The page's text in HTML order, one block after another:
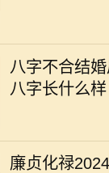
八字不合结
八字长什么样
廉贞化禄